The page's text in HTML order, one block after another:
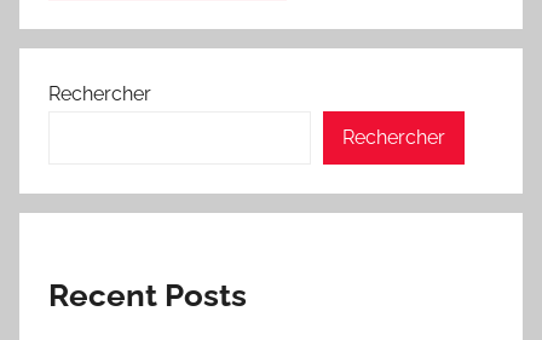
Rechercher
Rechercher
Recent Posts